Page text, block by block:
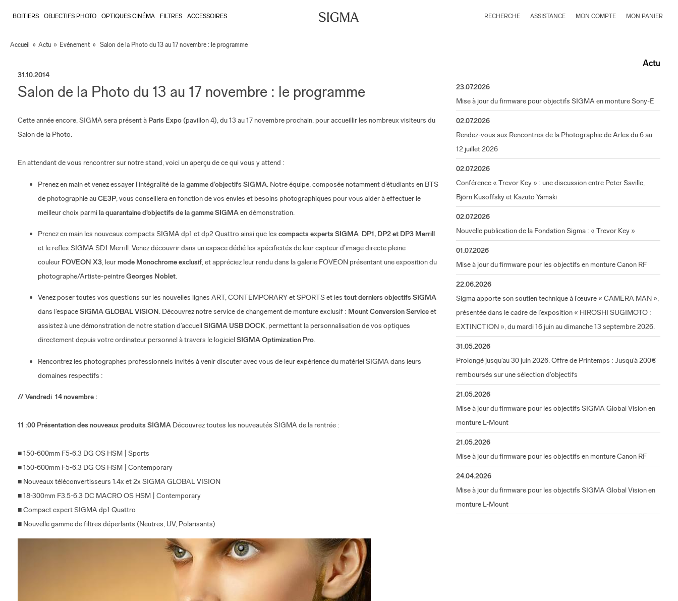
BOITIERS OBJECTIFS PHOTO OPTIQUES CINÉMA FILTRES ACCESSOIRES RECHERCHE ASSISTANCE MON COMPTE MON PANIER
Accueil » Actu » Evénement » Salon de la Photo du 13 au 17 novembre : le programme
31.10.2014
Salon de la Photo du 13 au 17 novembre : le programme
Cette année encore, SIGMA sera présent à Paris Expo (pavillon 4), du 13 au 17 novembre prochain, pour accueillir les nombreux visiteurs du
Salon de la Photo.
En attendant de vous rencontrer sur notre stand, voici un aperçu de ce qui vous y attend :
Prenez en main et venez essayer l’intégralité de lagamme d’objectifs SIGMA. Notre équipe, composée notamment d'étudiants en BTS
de photographie auCE3P, vous conseillera en fonction de vos envies et besoins photographiques pour vous aider à effectuer le
meilleur choix parmila quarantaine d'objectifs de la gamme SIGMAen démonstration.
Prenez en main les nouveaux compacts SIGMA dp1 et dp2 Quattro ainsi que les compacts experts SIGMA DP1, DP2 et DP3 Merrill
et le reflex SIGMA SD1 Merrill. Venez découvrir dans un espace dédié les spécificités de leur capteur d’image directe pleine
couleur FOVEON X3, leurmode Monochrome exclusif, et appréciez leur rendu dans la galerie FOVEON présentant une exposition du
photographe/Artiste-peintreGeorges Noblet.
Venez poser toutes vos questions sur les nouvelles lignes ART, CONTEMPORARY et SPORTS et les tout derniers objectifs SIGMA
dans l'espaceSIGMA GLOBAL VISION. Découvrez notre service de changement de monture exclusif : Mount Conversion Serviceet
assistez à une démonstration de notre station d’accueilSIGMA USB DOCK, permettant la personnalisation de vos optiques
directement depuis votre ordinateur personnel à travers le logicielSIGMA Optimization Pro.
Rencontrez les photographes professionnels invités à venir discuter avec vous de leur expérience du matériel SIGMA dans leurs
domaines respectifs :
// Vendredi 14 novembre :
11 :00 Présentation des nouveaux produits SIGMA Découvrez toutes les nouveautés SIGMA de la rentrée :
■ 150-600mm F5-6.3 DG OS HSM | Sports
■ 150-600mm F5-6.3 DG OS HSM | Contemporary
■ Nouveaux téléconvertisseurs 1.4x et 2x SIGMA GLOBAL VISION
■ 18-300mm F3.5-6.3 DC MACRO OS HSM | Contemporary
■ Compact expert SIGMA dp1 Quattro
■ Nouvelle gamme de filtres déperlants (Neutres, UV, Polarisants)
Actu
23.07.2026
Mise à jour du firmware pour objectifs SIGMA en monture Sony-E
02.07.2026
Rendez-vous aux Rencontres de la Photographie de Arles du 6 au
12 juillet 2026
02.07.2026
Conférence « Trevor Key » : une discussion entre Peter Saville,
Björn Kusoffsky et Kazuto Yamaki
02.07.2026
Nouvelle publication de la Fondation Sigma : « Trevor Key »
01.07.2026
Mise à jour du firmware pour les objectifs en monture Canon RF
22.06.2026
Sigma apporte son soutien technique à l’œuvre « CAMERA MAN »,
présentée dans le cadre de l’exposition « HIROSHI SUGIMOTO :
EXTINCTION », du mardi 16 juin au dimanche 13 septembre 2026.
31.05.2026
Prolongé jusqu'au 30 juin 2026. Offre de Printemps : Jusqu'à 200€
remboursés sur une sélection d'objectifs
21.05.2026
Mise à jour du firmware pour les objectifs SIGMA Global Vision en
monture L-Mount
21.05.2026
Mise à jour du firmware pour les objectifs en monture Canon RF
24.04.2026
Mise à jour du firmware pour les objectifs SIGMA Global Vision en
monture L-Mount